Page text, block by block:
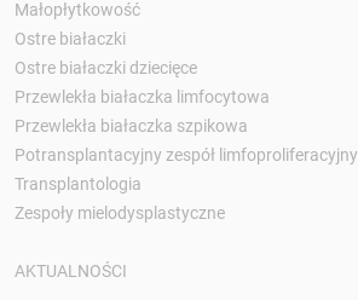
Małopłytkowość
Ostre białaczki
Ostre białaczki dziecięce
Przewlekła białaczka limfocytowa
Przewlekła białaczka szpikowa
Potransplantacyjny zespół limfoproliferacyjny
Transplantologia
Zespoły mielodysplastyczne
AKTUALNOŚCI